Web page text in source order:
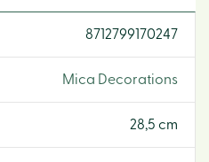
8712799170247
Mica Decorations
28,5 cm